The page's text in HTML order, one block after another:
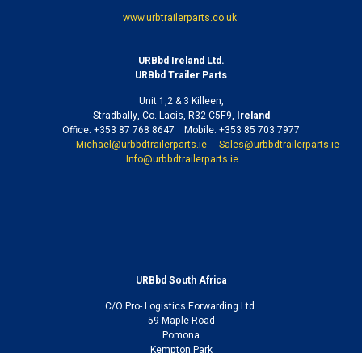
www.urbtrailerparts.co.uk
URBbdIreland Ltd.
URBbdTrailer Parts
Unit 1,2 & 3 Killeen,
Stradbally, Co. Laois, R32 C5F9, Ireland
Office: +353 87 768 8647 Mobile: +353 85 703 7977
Michael@urbbdtrailerparts.ie
Sales@urbbdtrailerparts.ie
Info@urbbdtrailerparts.ie
URBbd South Africa
C/O Pro- Logistics Forwarding Ltd.
59 Maple Road
Pomona
Kempton Park